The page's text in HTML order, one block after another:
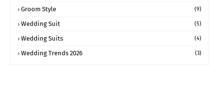
Groom Style (9)
Wedding Suit (5)
Wedding Suits (4)
Wedding Trends 2026 (3)